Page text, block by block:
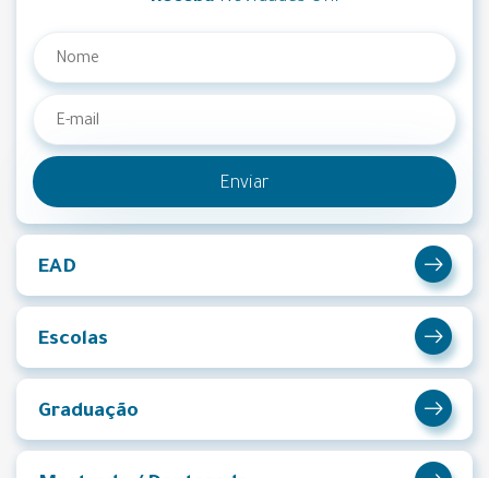
Enviar
EAD
Escolas
Graduação